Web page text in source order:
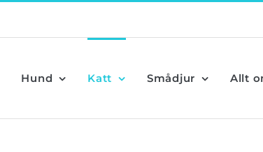
Hund Katt Smådjur Allt